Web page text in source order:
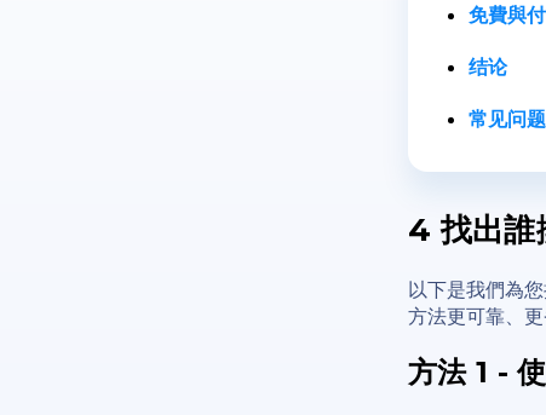
免費與
结论
常见问题
4找出
以下是我們為
方法更可靠、更
方法 1 -